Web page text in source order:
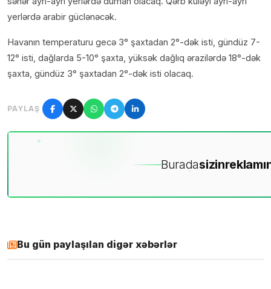
yerlərdə arabir güclənəcək.
Havanın temperaturu gecə 3° şaxtadan 2°-dək isti, gündüz 7-
12° isti, dağlarda 5-10° şaxta, yüksək dağlıq ərazilərdə 18°-dək
şaxta, gündüz 3° şaxtadan 2°-dək isti olacaq.
PAYLAŞ
Buradasizin
Bu gün paylaşılan digər xəbərlər